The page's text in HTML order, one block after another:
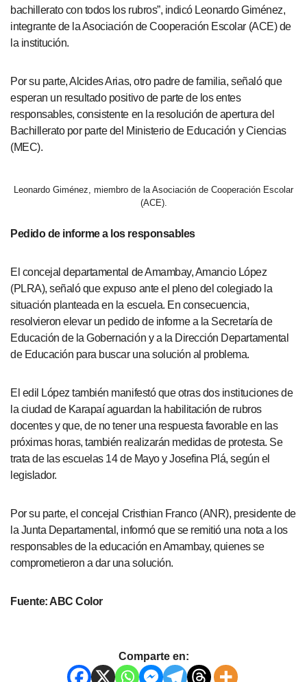
bachillerato con todos los rubros”, indicó Leonardo Giménez,
integrante de la Asociación de Cooperación Escolar (ACE) de
la institución.
Por su parte, Alcides Arias, otro padre de familia, señaló que
esperan un resultado positivo de parte de los entes
responsables, consistente en la resolución de apertura del
Bachillerato por parte del Ministerio de Educación y Ciencias
(MEC).
Leonardo Giménez, miembro de la Asociación de Cooperación Escolar
(ACE).
Pedido de informe a los responsables
El concejal departamental de Amambay, Amancio López
(PLRA), señaló que expuso ante el pleno del colegiado la
situación planteada en la escuela. En consecuencia,
resolvieron elevar un pedido de informe a la Secretaría de
Educación de la Gobernación y a la Dirección Departamental
de Educación para buscar una solución al problema.
El edil López también manifestó que otras dos instituciones de
la ciudad de Karapaí aguardan la habilitación de rubros
docentes y que, de no tener una respuesta favorable en las
próximas horas, también realizarán medidas de protesta. Se
trata de las escuelas 14 de Mayo y Josefina Plá, según el
legislador.
Por su parte, el concejal Cristhian Franco (ANR), presidente de
la Junta Departamental, informó que se remitió una nota a los
responsables de la educación en Amambay, quienes se
comprometieron a dar una solución.
Fuente: ABC Color
Comparte en: